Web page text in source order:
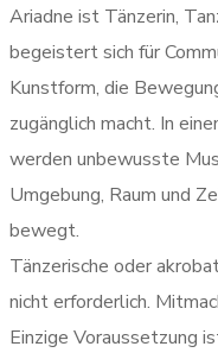
Ariadne ist Tänzerin,
begeistert sich für
Kunstform, die
zugänglich macht. In
werden unbewusste
Umgebung, Raum und
bewegt.
Tänzerische oder
nicht erforderlich.
Einzige Voraussetzung